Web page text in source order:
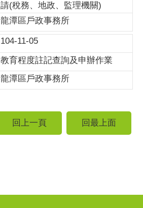
請(稅務、地政、監理機關)
龍潭區戶政事務所
104-11-05
教育程度註記查詢及申辦作業
龍潭區戶政事務所
回上一頁 回最上面